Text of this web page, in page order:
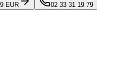
EUR 02 33 31 19 79